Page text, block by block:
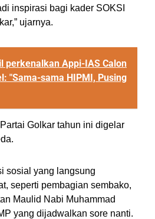
inspirasi bagi kader SOKSI
ujarnya.
perkenalkan Appi-IAS Calon
"Sama-sama HIPMI, Pusing
Golkar tahun ini digelar
sosial yang langsung
seperti pembagian sembako,
Maulid Nabi Muhammad
yang dijadwalkan sore nanti.